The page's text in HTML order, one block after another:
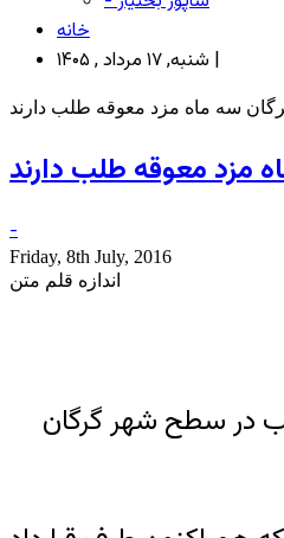
خانه
شنبه, ۱۷ مرداد , ۱۴۰۵ |
سه ماه مزد معوقه طلب دارند
مزد معوقه طلب دارند
-
Friday, 8th July, 2016
اندازه قلم متن
در سطح شهر گرگان